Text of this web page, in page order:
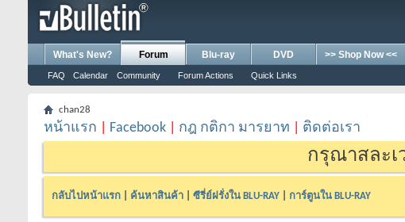
What's New? Forum
FAQ Calendar Community Forum Actions Quick Links
Blu-ray DVD >> Shop Now <<
chan28
หน้าแรก Facebook กฎ กติกา มารยาท ติดต่อเรา
กรุณาสละเ
กลับไปหน้าแรก ค้นหาสินค้า ซีรี่ย์ฝรั่งใน BLU-RAY การ์ตูนใน BLU-RAY